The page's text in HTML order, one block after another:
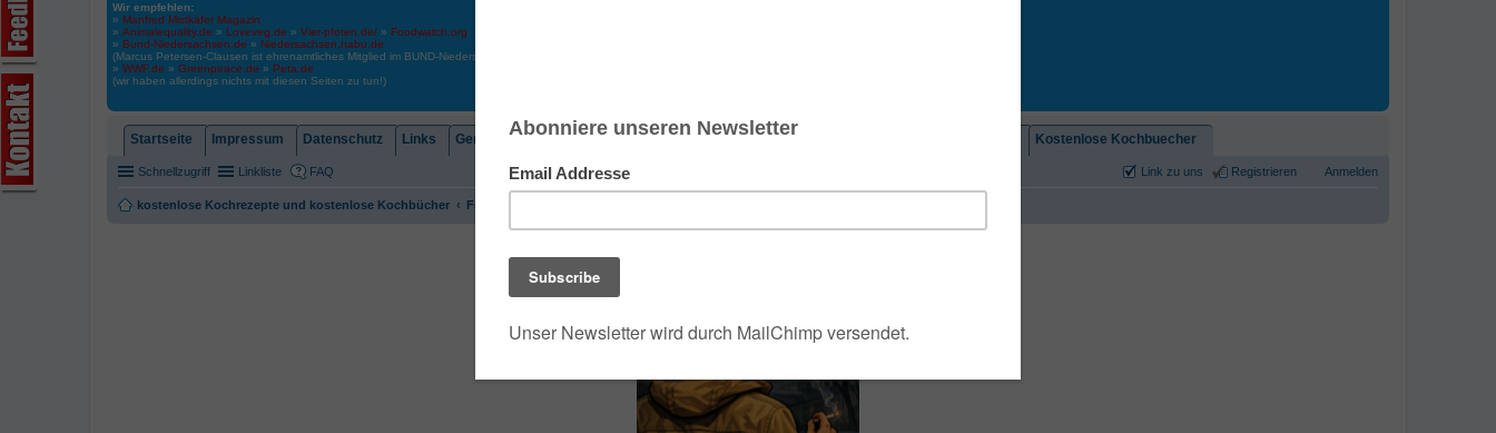
Wir empfehlen:
» Manfred Mistkäfer Magazin
» Animalequality.de » Loveveg.de » Vier-pfoten.de/ » Foodwatch.org
» Bund-Niedersachsen.de » Niedersachsen.nabu.de
(Marcus Petersen-Clausen ist ehrenamtliches Mitglied im BUND-Niedersachsen und Niedersachsen Nabu)
» WWF.de » Greenpeace.de » Peta.de
(wir haben allerdings nichts mit diesen Seiten zu tun!)
Startseite Impressum Datenschutz Links Gemeindebrief Saison-Kalender NEU: Vokabeltrainer (Saechsischvokabeln V: 1.2)! Kostenlose Kochbuecher
Schnellzugriff Linkliste FAQ Anmelden
Registrieren
Link zu uns
kostenlose Kochrezepte und kostenlose Kochbücher Foren-Übersicht